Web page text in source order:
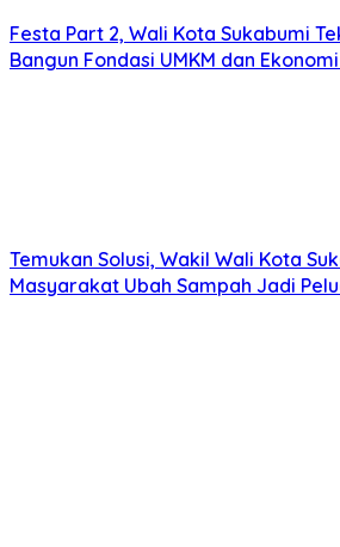
Festa Part 2, Wali Kota Sukabumi
Bangun Fondasi UMKM dan
Temukan Solusi, Wakil Wali Kota
Masyarakat Ubah Sampah Jadi